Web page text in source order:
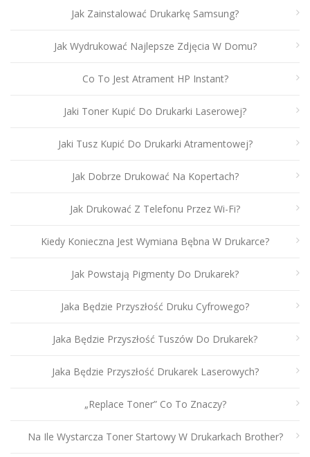
Jak Zainstalować Drukarkę Samsung?
Jak Wydrukować Najlepsze Zdjęcia W Domu?
Co To Jest Atrament HP Instant?
Jaki Toner Kupić Do Drukarki Laserowej?
Jaki Tusz Kupić Do Drukarki Atramentowej?
Jak Dobrze Drukować Na Kopertach?
Jak Drukować Z Telefonu Przez Wi-Fi?
Kiedy Konieczna Jest Wymiana Bębna W Drukarce?
Jak Powstają Pigmenty Do Drukarek?
Jaka Będzie Przyszłość Druku Cyfrowego?
Jaka Będzie Przyszłość Tuszów Do Drukarek?
Jaka Będzie Przyszłość Drukarek Laserowych?
„Replace Toner” Co To Znaczy?
Na Ile Wystarcza Toner Startowy W Drukarkach Brother?